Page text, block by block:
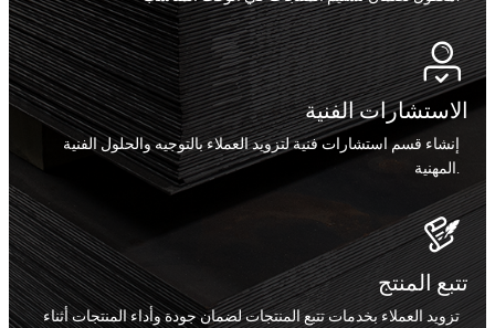

الاستشارات الفنية
إنشاء قسم استشارات فنية لتزويد العملاء بالتوجيه والحلول الفنية
المهنية.

تتبع المنتج
تزويد العملاء بخدمات تتبع المنتجات لضمان جودة وأداء المنتجات أثناء